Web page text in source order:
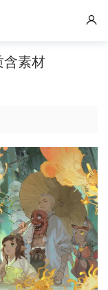
含素材